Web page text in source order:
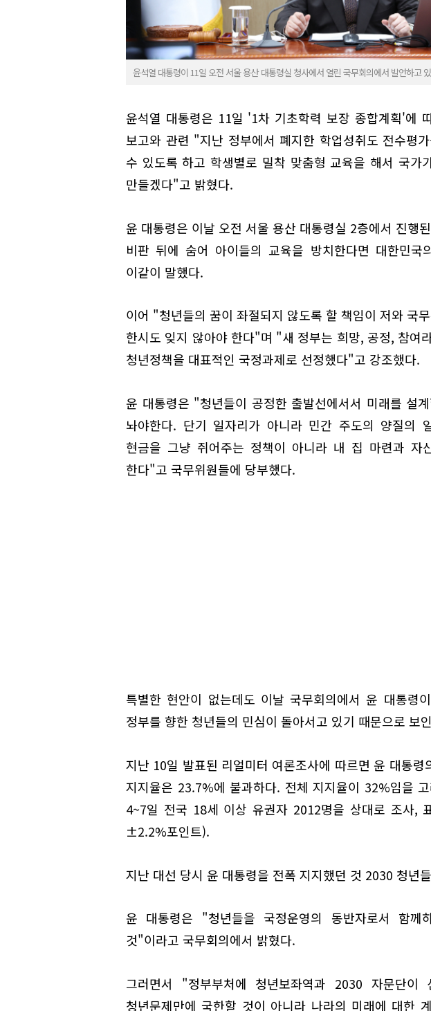
윤석열 대통령이 11일 오전 서울 용산 대통령실 청사에서 열린 국무회의에서 발언하고
윤석열 대통령은 11일 '1차 기초학력 보장 종합계획'에
보고와 관련 "지난 정부에서 폐지한 학업성취도 전수평
수 있도록 하고 학생별로 밀착 맞춤형 교육을 해서 국가
만들겠다"고 밝혔다.
윤 대통령은 이날 오전 서울 용산 대통령실 2층에서 진행
비판 뒤에 숨어 아이들의 교육을 방치한다면 대한민국
이같이 말했다.
이어 "청년들의 꿈이 좌절되지 않도록 할 책임이 저와 국
한시도 잊지 않아야 한다"며 "새 정부는 희망, 공정, 참여
청년정책을 대표적인 국정과제로 선정했다"고 강조했다.
윤 대통령은 "청년들이 공정한 출발선에서서 미래를 설
놔야한다. 단기 일자리가 아니라 민간 주도의 양질의
현금을 그냥 쥐어주는 정책이 아니라 내 집 마련과 자
한다"고 국무위원들에 당부했다.
특별한 현안이 없는데도 이날 국무회의에서 윤 대통령
정부를 향한 청년들의 민심이 돌아서고 있기 때문으로 보
지난 10일 발표된 리얼미터 여론조사에 따르면 윤 대통
지지율은 23.7%에 불과하다. 전체 지지율이 32%임을
4~7일 전국 18세 이상 유권자 2012명을 상대로 조사,
±2.2%포인트).
지난 대선 당시 윤 대통령을 전폭 지지했던 것 2030 청년
윤 대통령은 "청년들을 국정운영의 동반자로서 함께
것"이라고 국무회의에서 밝혔다.
그러면서 "정부부처에 청년보좌역과 2030 자문단이
청년문제만에 국한할 것이 아니라 나라의 미래에 대한